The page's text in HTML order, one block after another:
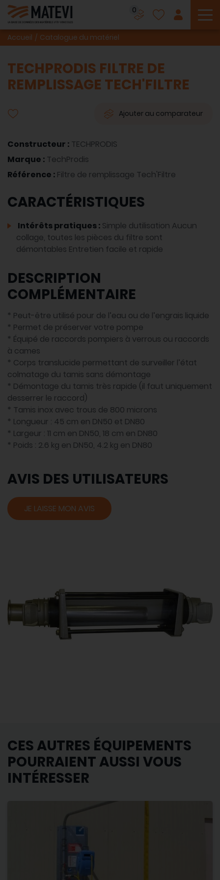
0
Accueil Catalogue du matériel
TECHPRODIS FILTRE DE
REMPLISSAGE TECH'FILTRE
Ajouter au comparateur
Constructeur : TECHPRODIS
Marque : TechProdis
Référence : Filtre de remplissage Tech'Filtre
CARACTÉRISTIQUES
Intérêts pratiques : Simple dutilisation Aucun
collage, toutes les pièces du filtre sont
démontables Entretien facile et rapide
DESCRIPTION
COMPLÉMENTAIRE
* Peut-être utilisé pour de l’eau ou de l’engrais liquide
* Permet de préserver votre pompe
* Équipé de raccords pompiers à verrous ou raccords
à cames
* Corps translucide permettant de surveiller l’état
colmatage du tamis sans démontage
* Démontage du tamis très rapide (il faut uniquement
desserrer le raccord)
* Tamis inox avec trous de 800 microns
* Longueur : 45 cm en DN50 et DN80
* Largeur : 11 cm en DN50, 18 cm en DN80
* Poids : 2.6 kg en DN50, 4.2 kg en DN80
AVIS DES UTILISATEURS
JE LAISSE MON AVIS
CES AUTRES ÉQUIPEMENTS
POURRAIENT AUSSI VOUS
INTÉRESSER